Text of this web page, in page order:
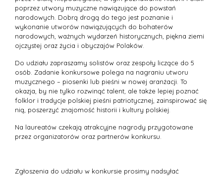
poprzez utwory muzyczne nawiązujące do powstań
narodowych. Dobrą drogą do tego jest poznanie i
wykonanie utworów nawiązujących do bohaterów
narodowych, ważnych wydarzeń historycznych, piękna ziemi
ojczystej oraz życia i obyczajów Polaków.
Do udziału zapraszamy solistów oraz zespoły liczące do 5
osób. Zadanie konkursowe polega na nagraniu utworu
muzycznego – piosenki lub pieśni w nowej aranżacji. To
okazja, by nie tylko rozwinąć talent, ale także lepiej poznać
folklor i tradycje polskiej pieśni patriotycznej, zainspirować się
nią, poszerzyć znajomość historii i kultury polskiej.
Na laureatów czekają atrakcyjne nagrody przygotowane
przez organizatorów oraz partnerów konkursu.
Zgłoszenia do udziału w konkursie prosimy nadsyłać